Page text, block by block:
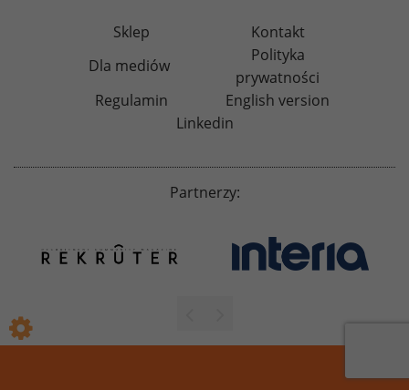
Sklep
Kontakt
Dla mediów
Polityka
prywatności
Regulamin
English version
Linkedin
Partnerzy: